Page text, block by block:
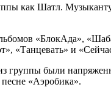
как Шатл.
«БлокАда»,
«Танцевать» и
группы были
«Аэробика».